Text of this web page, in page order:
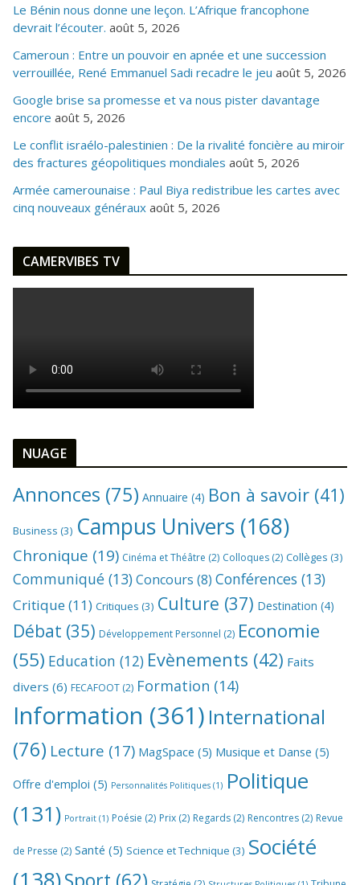
Le Bénin nous donne une leçon. L’Afrique francophone
devrait l’écouter. août 5, 2026
Cameroun : Entre un pouvoir en apnée et une succession
verrouillée, René Emmanuel Sadi recadre le jeu août 5, 2026
Google brise sa promesse et va nous pister davantage
encore août 5, 2026
Le conflit israélo-palestinien : De la rivalité foncière au miroir
des fractures géopolitiques mondiales août 5, 2026
Armée camerounaise : Paul Biya redistribue les cartes avec
cinq nouveaux généraux août 5, 2026
CAMERVIBES TV
NUAGE
Annonces (75) Annuaire (4) Bon à savoir (41)
Business (3) Campus Univers (168)
Chronique (19) Cinéma et Théâtre (2) Colloques (2) Collèges (3)
Communiqué (13)Concours (8) Conférences (13)
Critique(11) Critiques (3) Culture (37) Destination (4)
Débat (35) Développement Personnel (2) Economie
(55) Education (12) Evènements (42) Faits
divers (6) FECAFOOT (2) Formation (14)
Information (361) International
(76) Lecture (17) MagSpace (5) Musique et Danse (5)
Offre d'emploi (5) Personnalités Politiques (1) Politique
(131) Portrait (1) Poésie (2) Prix (2) Regards (2) Rencontres (2) Revue
de Presse (2) Santé (5) Science et Technique (3) Société
(138)Sport (62)